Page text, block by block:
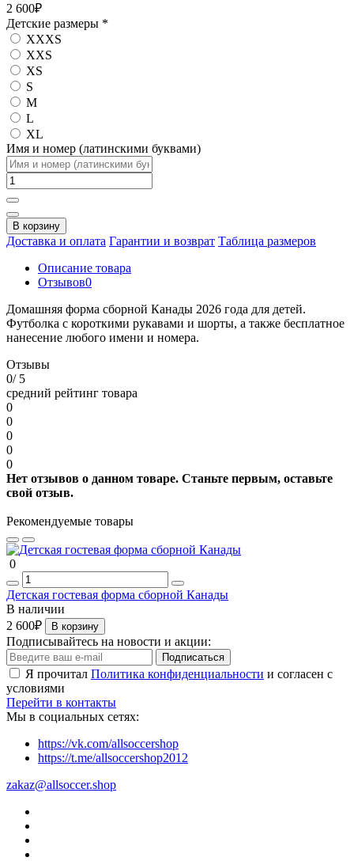
2 600₽
Детские размеры *
XXXS
XXS
XS
S
M
L
XL
Имя и номер (латинскими буквами)
В корзину
Доставка и оплата Гарантии и возврат Таблица размеров
Описание товара
Отзывов0
Домашняя форма сборной Канады 2026 года для детей.
Футболка с короткими рукавами и шорты, а также бесплатное
нанесение любого имени и номера.
Отзывы
0/ 5
средний рейтинг товара
0
0
0
0
0
Нет отзывов о данном товаре. Станьте первым, оставьте
свой отзыв.
Рекомендуемые товары
0
Детская гостевая форма сборной Канады
В наличии
2 600₽
В корзину
Подписывайтесь на новости и акции:
Подписаться
Я прочитал Политика конфиденциальности и согласен с
условиями
Перейти в контакты
Мы в социальных сетях:
https://vk.com/allsoccershop
https://t.me/allsoccershop2012
zakaz@allsoccer.shop